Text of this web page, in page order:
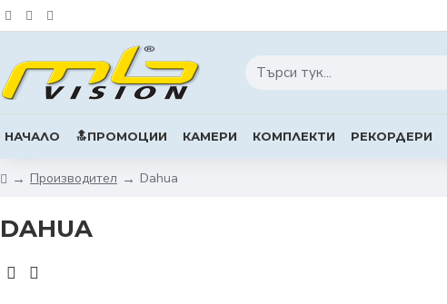
НАЧАЛО 🔝ПРОМОЦИИ КАМЕРИ КОМПЛЕКТИ РЕКОРДЕРИ
Производител Dahua
DAHUA